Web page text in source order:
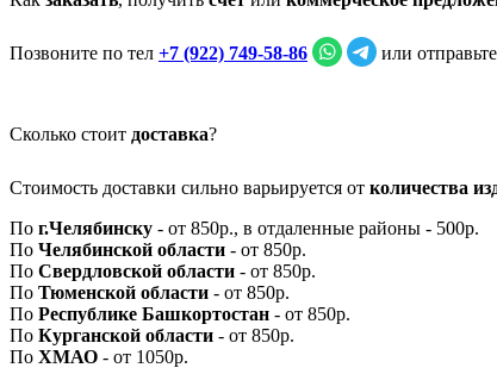
Позвоните по тел +7 (922) 749‑58‑86 или
Сколько стоит доставка?
Стоимость доставки сильно варьируется от количества
По г.Челябинску - от 850р., в отдаленные районы - 500р.
По Челябинской области - от 850р.
По Свердловской области - от 850р.
По Тюменской области - от 850р.
По Республике Башкортостан - от 850р.
По Курганской области - от 850р.
По ХМАО - от 1050р.